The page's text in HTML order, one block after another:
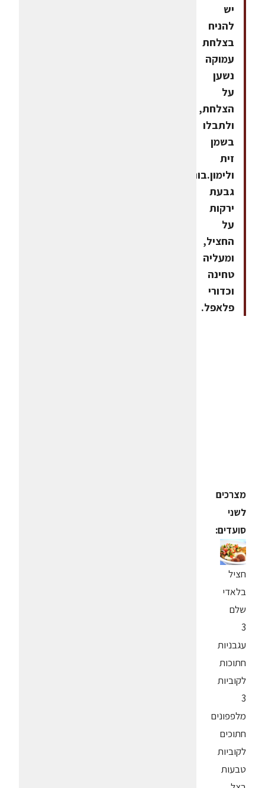
יש
להניח
בצלחת
עמוקה
נשען
על
הצלחת,
ולתבלו
בשמן
זית
ולימון.בונים
גבעת
ירקות
על
החציל,
ומעליה
טחינה
וכדורי
פלאפל.
מצרכים
לשני
סועדים:
חציל
בלאדי
שלם
3
עגבניות
חתוכות
לקוביות
3
מלפפונים
חתוכים
לקוביות
טבעות